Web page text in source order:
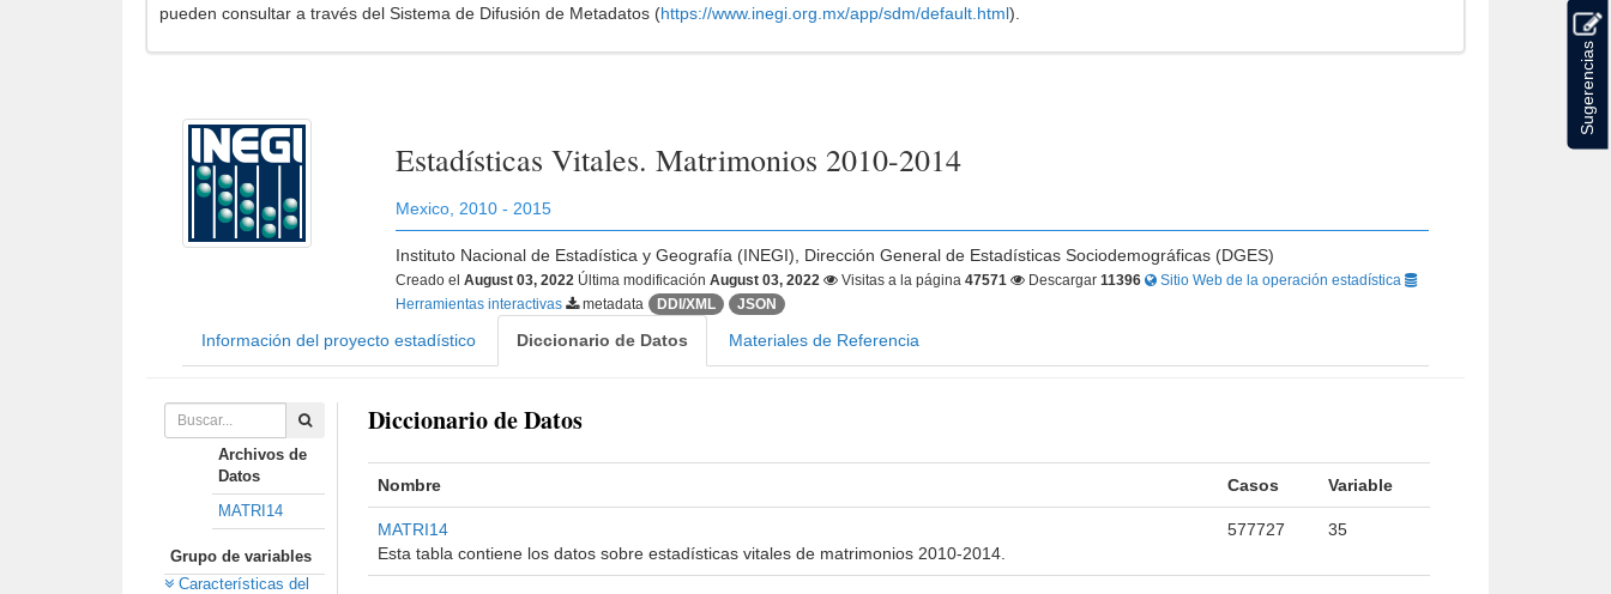
pueden consultar a través del Sistema de Difusión de Metadatos (https://www.inegi.org.mx/app/sdm/default.html).
Estadísticas Vitales. Matrimonios 2010-2014
Mexico 2010 - 2015
Instituto Nacional de Estadística y Geografía (INEGI), Dirección General de Estadísticas Sociodemográficas (DGES)
Creado elAugust 03, 2022 Última modificaciónAugust 03, 2022 Visitas a la página47571 Descargar11396
Sitio Web de la operación estadística
Herramientas interactivas
metadata DDI/XML JSON
Información del proyecto estadístico Diccionario de Datos Materiales de Referencia
Archivos de
Datos
MATRI14
Grupo de variables
Características del
Diccionario de Datos
Nombre Casos Variable
MATRI14
Esta tabla contiene los datos sobre estadísticas vitales de matrimonios 2010-2014.
577727 35
Sugerencias